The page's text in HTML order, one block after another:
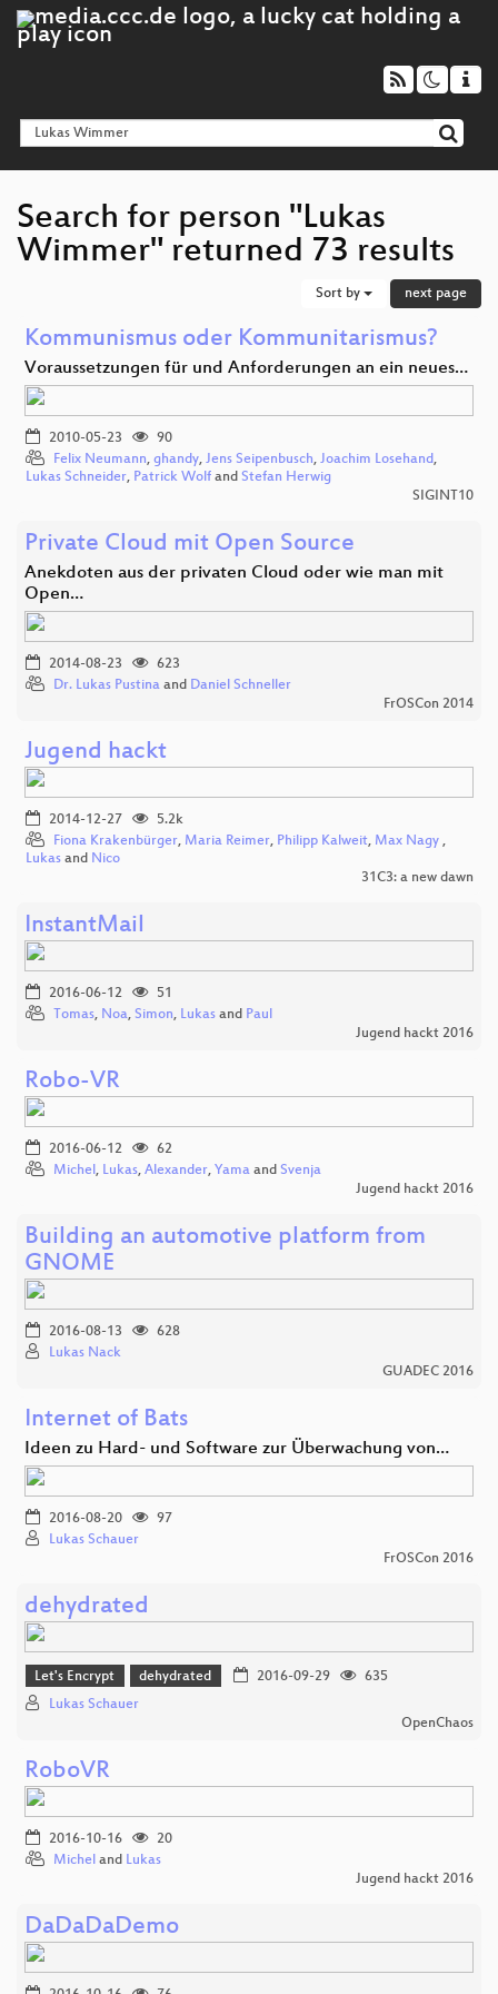
Search for person "Lukas
Wimmer" returned 73 results
Sort by next page
Kommunismus oder Kommunitarismus?
Voraussetzungen für und Anforderungen an ein neues…
2010-05-23
90
Felix Neumann, ghandy, Jens Seipenbusch, Joachim Losehand,
Lukas Schneider, Patrick Wolf and Stefan Herwig
SIGINT10
Private Cloud mit Open Source
Anekdoten aus der privaten Cloud oder wie man mit
Open…
2014-08-23
623
Dr. Lukas Pustina and Daniel Schneller
FrOSCon 2014
Jugend hackt
2014-12-27
5.2k
Fiona Krakenbürger, Maria Reimer, Philipp Kalweit, Max Nagy ,
Lukas and Nico
31C3: a new dawn
InstantMail
2016-06-12
51
Tomas, Noa, Simon, Lukas and Paul
Jugend hackt 2016
Robo-VR
2016-06-12
62
Michel, Lukas, Alexander, Yama and Svenja
Jugend hackt 2016
Building an automotive platform from
GNOME
2016-08-13
628
Lukas Nack
GUADEC 2016
Internet of Bats
Ideen zu Hard- und Software zur Überwachung von…
2016-08-20
97
Lukas Schauer
FrOSCon 2016
dehydrated
Let's Encrypt dehydrated 2016-09-29
635
Lukas Schauer
OpenChaos
RoboVR
2016-10-16
20
Michel and Lukas
Jugend hackt 2016
DaDaDaDemo